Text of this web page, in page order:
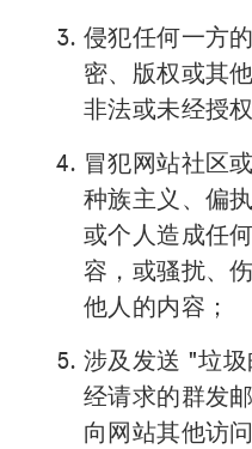
登录
加入我们
侵犯任何一方
密、版权或其
非法或未经授
冒犯网站社区
种族主义、偏
或个人造成任
容，或骚扰、
他人的内容；
涉及发送 "垃
经请求的群发
向网站其他访